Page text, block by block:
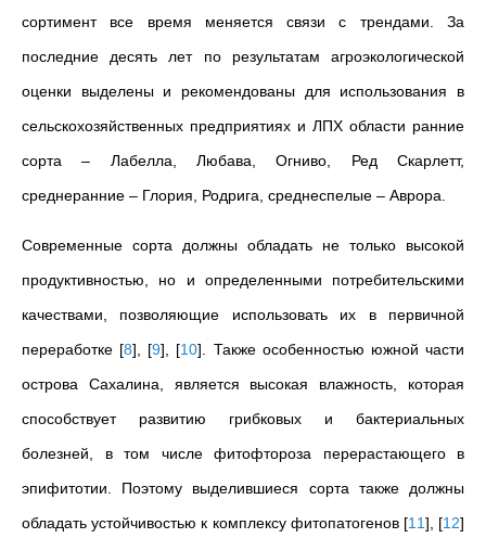
сортимент все время меняется связи с трендами. За
последние десять лет по результатам агроэкологической
оценки выделены и рекомендованы для использования в
сельскохозяйственных предприятиях и ЛПХ области ранние
сорта – Лабелла, Любава, Огниво, Ред Скарлетт,
среднеранние – Глория, Родрига, среднеспелые – Аврора.
Современные сорта должны обладать не только высокой
продуктивностью, но и определенными потребительскими
качествами, позволяющие использовать их в первичной
переработке [8] [9] [10] . Также особенностью южной части
острова Сахалина, является высокая влажность, которая
способствует развитию грибковых и бактериальных
болезней, в том числе фитофтороза перерастающего в
эпифитотии. Поэтому выделившиеся сорта также должны
обладать устойчивостью к комплексу фитопатогенов [11] [12]